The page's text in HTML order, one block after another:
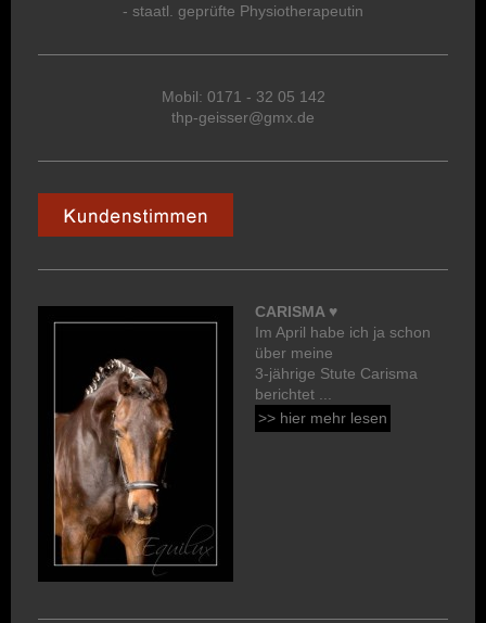
- staatl. geprüfte Physiotherapeutin
Mobil: 0171 - 32 05 142
thp-geisser@gmx.de
CARISMA ♥
Im April habe ich ja schon
über meine
3-jährige Stute Carisma
berichtet ...
>> hier mehr lesen